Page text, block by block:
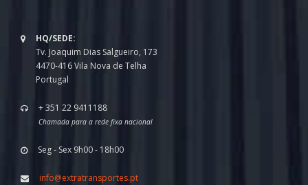
HQ/SEDE:
Tv. Joaquim Dias Salgueiro, 173
4470-416 Vila Nova de Telha
Portugal
+ 351 22 9411188
Chamada para a rede fixa nacional
Seg - Sex 9h00 - 18h00
info@extratransportes.pt